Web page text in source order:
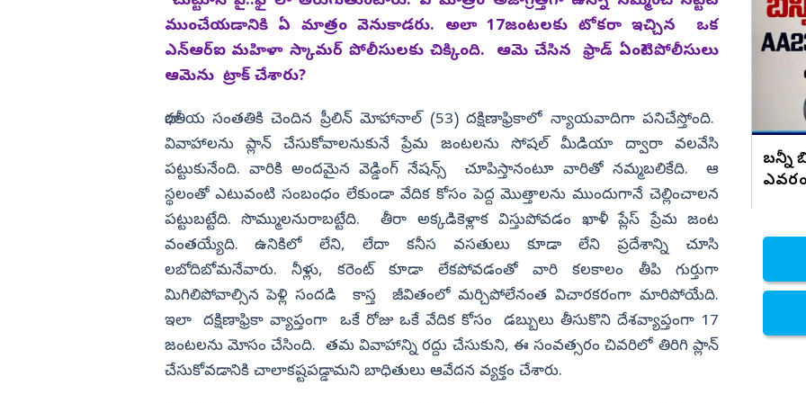
విజయనగరం
పార్వతీపురం మన్యం
ఏలూరు
వైఎస్సార్
అన్నమయ్య
నిజామాబాద్
కామారెడ్డి
వికారాబాద్
వరంగల్
హన్మకొండ
జనగాం
జయశంకర్
మహబూబాబాద్
ములుగు
ముంచేయడానికి ఏ మాత్రం వెనుకాడరు. అలా 17జంటలకు టోకరా ఇచ్చిన ఒక
ఎన్‌ఆర్‌ఐ మహిళా స్కామర్‌ పోలీసులకు చిక్కింది. ఆమె చేసిన ఫ్రాడ్‌ ఏంటి? పోలీసులు
ఆమెను ట్రాక్‌ చేశారు?
భారతీయ సంతతికి చెందిన ప్రీలిన్ మోహానాల్ (53)దక్షిణాఫ్రికాలో న్యాయవాదిగా పనిచేస్తోంది.
వివాహాలను ప్లాన్ చేసుకోవాలనుకునే ప్రేమ జంటలను సోషల్ మీడియా ద్వారా వలవేసి
పట్టుకునేంది. వారికి అందమైన వెడ్డింగ్‌ నేషన్స్‌ చూపిస్తానంటూ వారితో నమ్మబలికేది. ఆ
స్థలంతో ఎటువంటి సంబంధం లేకుండా వేదిక కోసం పెద్ద మొత్తాలను ముందుగానే చెల్లించాలన
పట్టుబట్టేది. సొమ్ములనురాబట్టేది. తీరా అక్కడికెళ్లాక విస్తుపోవడం ఖాళీ ప్లేస్‌ ప్రేమ జంట
వంతయ్యేది.ఉనికిలో లేని, లేదాకనీస వసతులు కూడా లేని ప్రదేశాన్ని చూసి
లబోదిబోమనేవారు. నీళ్లు, కరెంట్‌ కూడా లేకపోవడంతో వారి కలకాలం తీపి గుర్తుగా
మిగిలిపోవాల్సిన పెళ్లి సందడి కాస్త జీవితంలో మర్చిపోలేనంత విచారకరంగా మారిపోయేది.
ఇలా దక్షిణాఫ్రికా వ్యాప్తంగా ఒకే రోజు ఒకే వేదిక కోసం డబ్బులు తీసుకొని దేశవ్యాప్తంగా 17
జంటలను మోసం చేసింది. తమ వివాహాన్ని రద్దు చేసుకుని, ఈ సంవత్సరం చివరిలో తిరిగి ప్లాన్
చేసుకోవడానికి చాలాకష్టపడ్డామని బాధితులు ఆవేదన వ్యక్తం చేశారు.
హోంమంత్రి అనితకు పుష్ప శ్రీ వాణి నాన్
స్టాప్ కోటింగ్
ఎన్ని దాడులు చేస్తారో చేసుకోండి... మీకు ఈ
రెండేళ్లే టైం...
బన్నీ